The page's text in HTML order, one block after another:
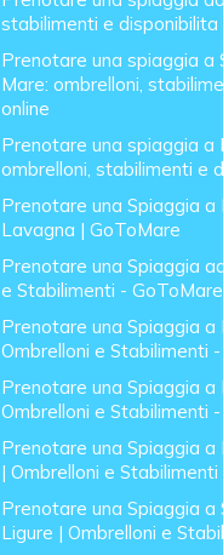
stabilimenti e disponibilita
Prenotare una spiaggia a
Mare: ombrelloni,
online
Prenotare una spiaggia a
ombrelloni, stabilimenti e
Prenotare una Spiaggia a
Lavagna | GoToMare
Prenotare una Spiaggia
e Stabilimenti - GoToMare
Prenotare una Spiaggia a
Ombrelloni e Stabilimenti
Prenotare una Spiaggia a
Ombrelloni e Stabilimenti
Prenotare una Spiaggia
| Ombrelloni e
Prenotare una Spiaggia
Ligure | Ombrelloni e